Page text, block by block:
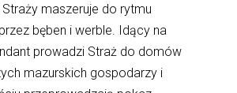
Straży maszeruje do rytmu
bęben i werble. Idący na
prowadzi Straż do domów
mazurskich gospodarzy i